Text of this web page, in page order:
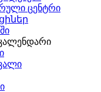
ცენტრი